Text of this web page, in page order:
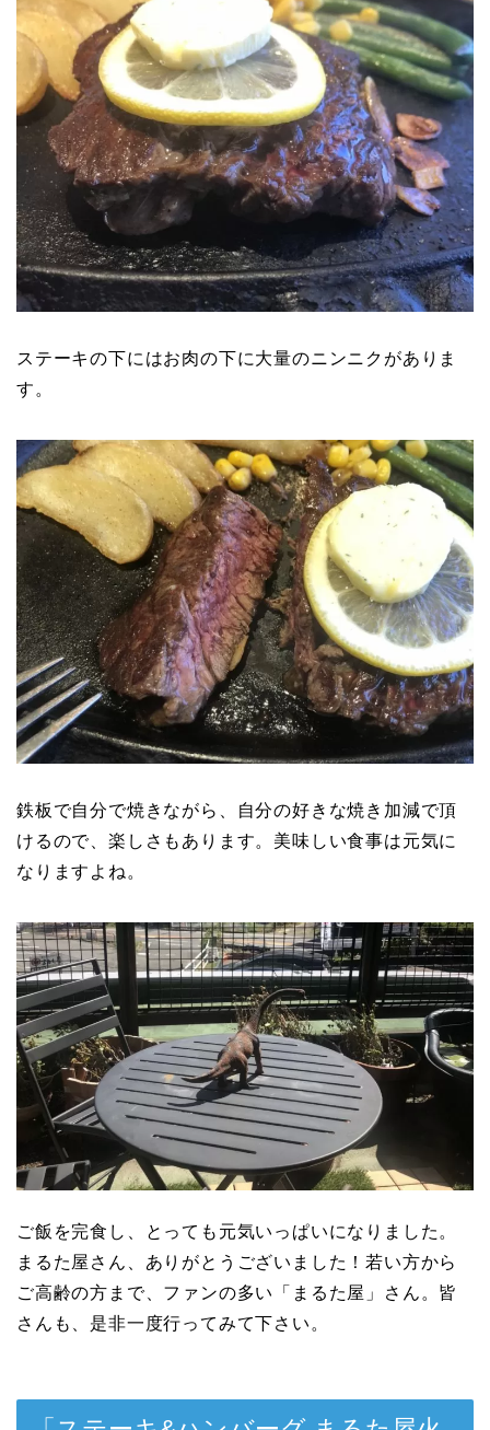
ステーキの下にはお肉の下に大量のニンニクがありま
す。
鉄板で自分で焼きながら、自分の好きな焼き加減で頂
けるので、楽しさもあります。美味しい食事は元気に
なりますよね。
ご飯を完食し、とっても元気いっぱいになりました。
まるた屋さん、ありがとうございました！若い方から
ご高齢の方まで、ファンの多い「まるた屋」さん。皆
さんも、是非一度行ってみて下さい。